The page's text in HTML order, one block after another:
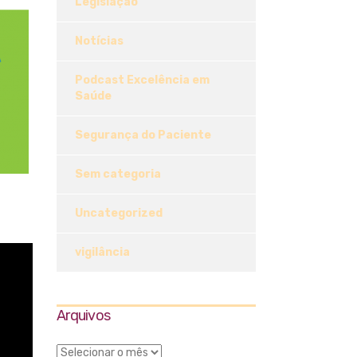
Notícias
Podcast Excelência em
Saúde
Segurança do Paciente
Sem categoria
Uncategorized
vigilância
Arquivos